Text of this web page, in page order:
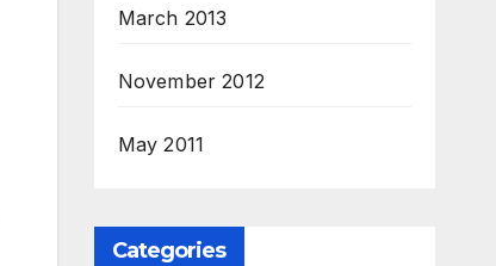
March 2013
November 2012
May 2011
Categories